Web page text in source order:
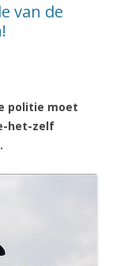
van de
politie moet
het-zelf